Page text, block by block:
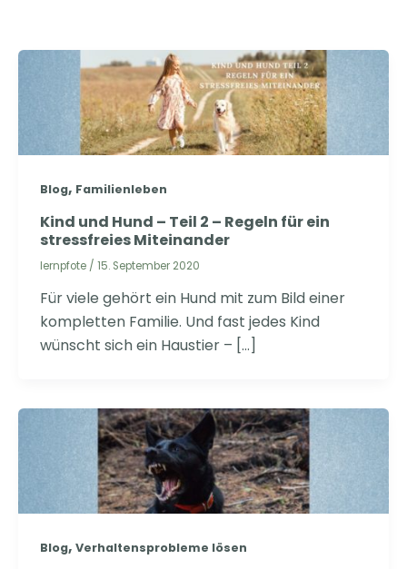
Blog, Familienleben
Kind und Hund – Teil 2 – Regeln für ein
stressfreies Miteinander
lernpfote / 15. September 2020
Für viele gehört ein Hund mit zum Bild einer
kompletten Familie. Und fast jedes Kind
wünscht sich ein Haustier – […]
Blog, Verhaltensprobleme lösen